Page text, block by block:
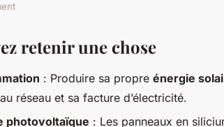
:
vos factures
retenir une chose
: Produire sa propre énergie
réseau et sa facture d’électricité.
photovoltaïque : Les panneaux en